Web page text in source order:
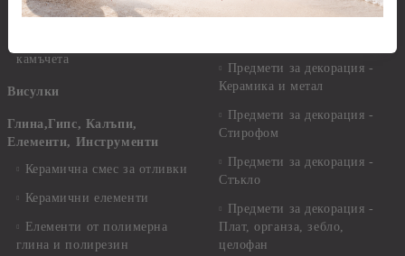
Мъниста
камъчета
Висулки
Глина,Гипс, Калъпи,
Елементи, Инструменти
Керамична смес за отливки
Керамични елементи
Елементи от полимерна
глина и полирезин
Предмети за декорация -
Предмети за декорация -
Керамика и метал
Предмети за декорация -
Стирофом
Предмети за декорация -
Стъкло
Предмети за декорация -
Плат, органза, зебло,
целофан